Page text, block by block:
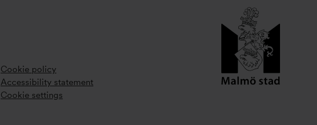
Cookie policy
Accessibility statement
Cookie settings